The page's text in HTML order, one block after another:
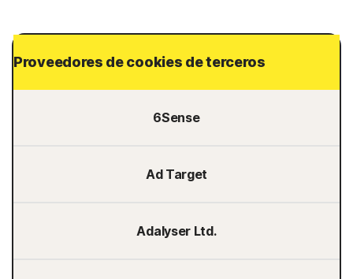
Proveedores de cookies de terceros
6Sense
Ad Target
Adalyser Ltd.